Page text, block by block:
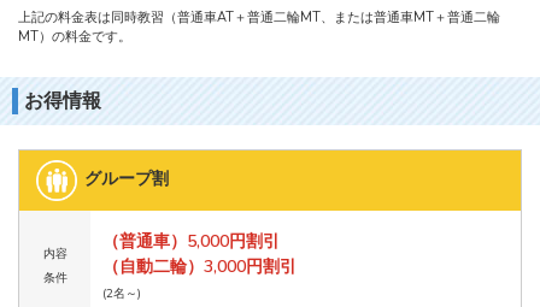
上記の料金表は同時教習（普通車AT＋普通二輪MT、または普通車MT＋普通二輪
MT）の料金です。
お得情報
グループ割
内容
条件
（普通車）5,000円割引
（自動二輪）3,000円割引
(2名～)